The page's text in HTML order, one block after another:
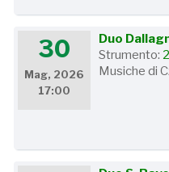
30
Mag, 2026
17:00
Duo
Strumento:
Musiche di